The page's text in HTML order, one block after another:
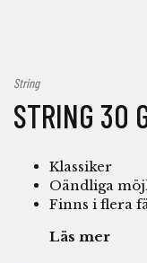
String
STRING 30
Klassiker
Oändliga
Finns i flera
Läs mer